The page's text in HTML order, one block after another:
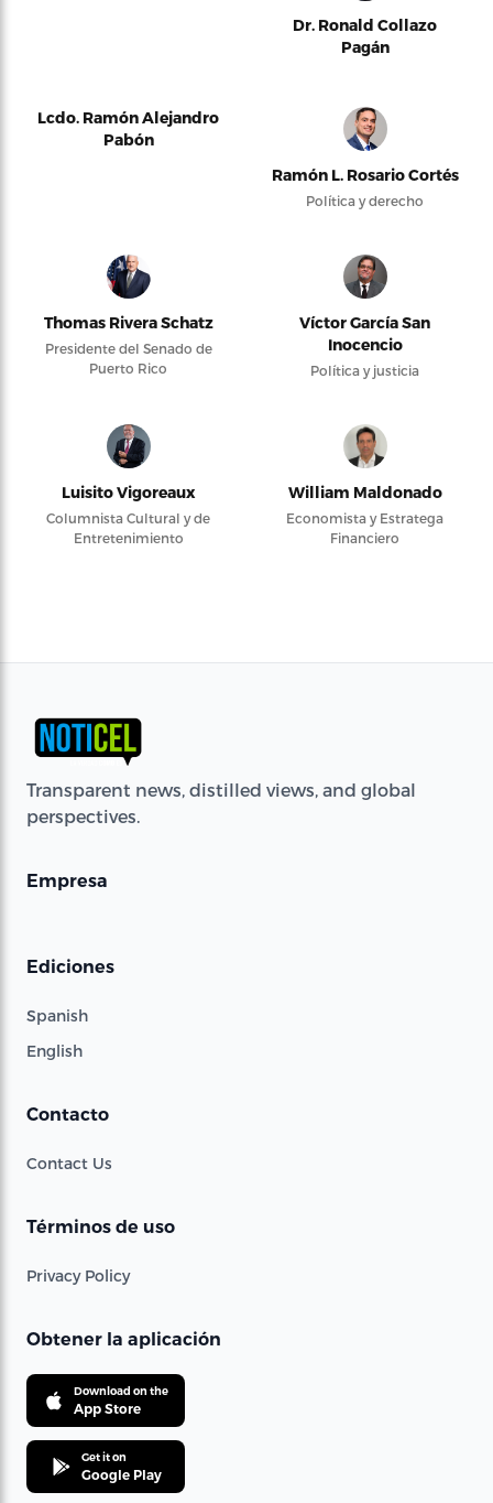
Dr. Ronald Collazo
Pagán
Lcdo. Ramón Alejandro
Pabón
Ramón L. Rosario Cortés
Política y derecho
Thomas Rivera Schatz
Presidente del Senado de
Puerto Rico
Víctor García San
Inocencio
Política y justicia
Luisito Vigoreaux
Columnista Cultural y de
Entretenimiento
William Maldonado
Economista y Estratega
Financiero
Transparent news, distilled views, and global
perspectives.
Empresa
Ediciones
Spanish
English
Contacto
Contact Us
Términos de uso
Privacy Policy
Obtener la aplicación
Download on the
App Store
Get it on
Google Play